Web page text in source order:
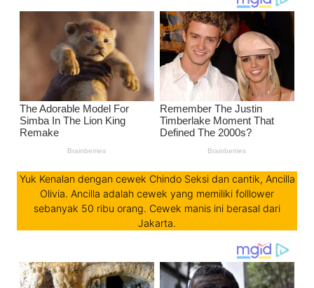
Yuk Kenalan dengan cewek Chindo Seksi dan cantik, Ancilla
Olivia. Ancilla adalah cewek yang memiliki folllower
sebanyak 50 ribu orang. Cewek manis ini berasal dari
Jakarta.